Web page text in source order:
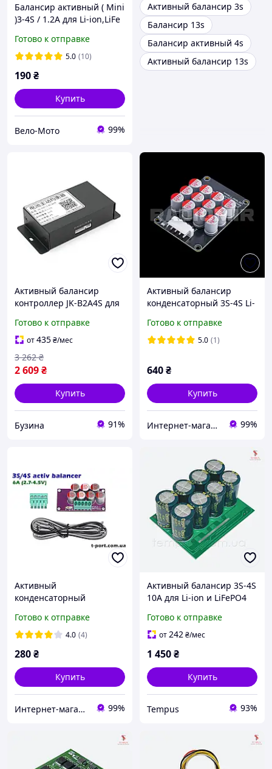
Балансир активный ( Mini
)3-4S / 1.2A для Li-ion,LiFe
Готово к отправке
5.0 (10)
190₴
Купить
Вело-Мото 99%
Активный балансир 3s
Балансир 13s
Балансир активный 4s
Активный балансир 13s
Активный балансир
контроллер JK-B2A4S для
500A симметрия
Bluetooth buzyna
Готово к отправке
от435₴/мес
2 609₴
3 262 ₴
Купить
Бузина 91%
Активный балансир
конденсаторный 3S-4S Li-
Готово к отправке
5.0 (1)
640₴
Купить
Интернет-магазин "RADIOMIR" 99%
Активный
конденсаторный
4.5V)
Готово к отправке
4.0 (4)
280₴
Купить
Интернет-магазин T-port 99%
Активный балансир 3S-4S
10A для Li-ion и LiFePO4
Готово к отправке
от242₴/мес
1 450₴
Купить
Tempus 93%